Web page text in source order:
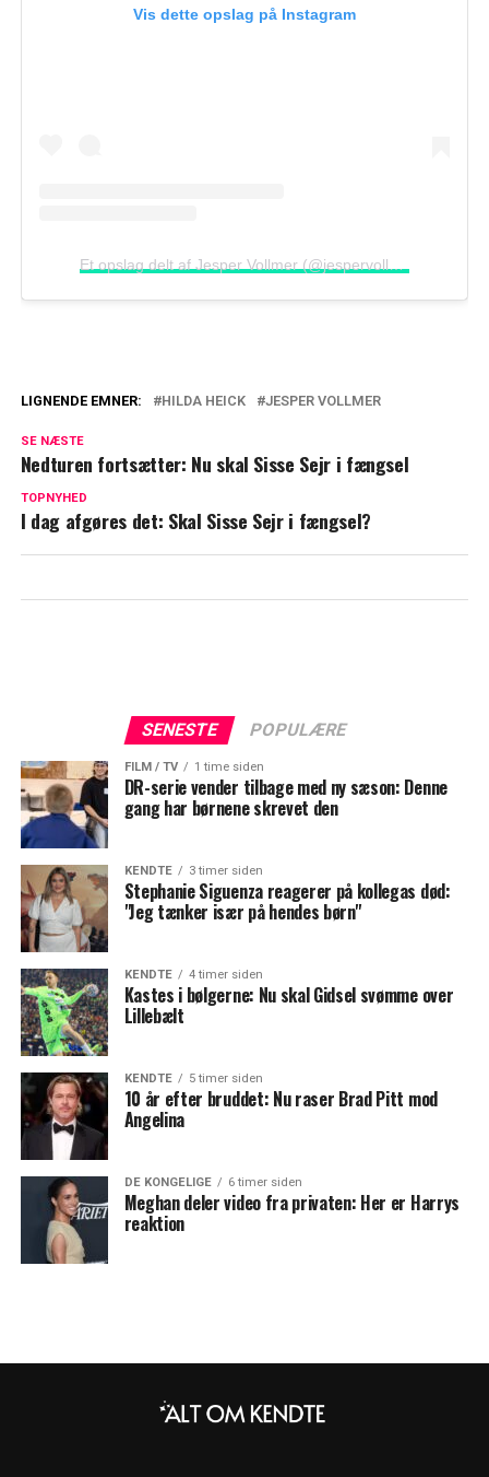
Vis dette opslag på Instagram
Keld og Hilda Heick
hende til at se rødt
LIGNENDE EMNER: HILDA HEICK JESPER VOLLMER
SE NÆSTE
Nedturen fortsætter: Nu skal Sisse Sejr i fængsel
TOPNYHED
I dag afgøres det: Skal Sisse Sejr i fængsel?
SENESTE POPULÆRE
FILM / TV 1 time siden
DR-serie vender tilbage med ny sæson: Denne
gang har børnene skrevet den
KENDTE 3 timer siden
Stephanie Siguenza reagerer på kollegas død:
"Jeg tænker især på hendes børn"
KENDTE 4 timer siden
Kastes i bølgerne: Nu skal Gidsel svømme over
Lillebælt
KENDTE 5 timer siden
10 år efter bruddet: Nu raser Brad Pitt mod
Angelina
DE KONGELIGE 6 timer siden
Meghan deler video fra privaten: Her er Harrys
reaktion